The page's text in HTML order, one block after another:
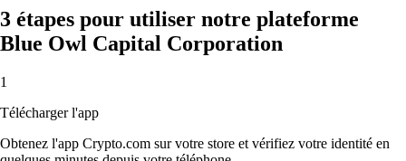
3 étapes pour utiliser notre plateforme
Blue Owl Capital Corporation
1
Télécharger l'app
Obtenez l'app Crypto.com sur votre store et vérifiez votre identité en